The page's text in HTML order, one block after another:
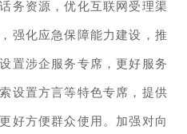
务资源，优化互联网受理渠
强化应急保障能力建设，推
置涉企服务专席，更好服务
设置方言等特色专席，提供
好方便群众使用。加强对向